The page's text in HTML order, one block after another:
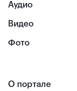
Аудио
Видео
Фото
О портале